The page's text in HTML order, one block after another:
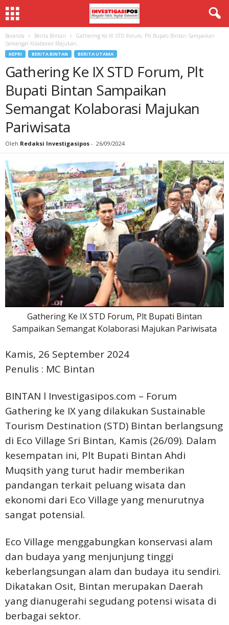
Beranda Berita Bintan
Gathering Ke IX STD Forum, Plt Bupati Bintan Sampaikan
Semangat Kolaborasi Majukan...
KEPRI BERITA BINTAN BERITA UTAMA
Gathering Ke IX STD Forum, Plt
Bupati Bintan Sampaikan
Semangat Kolaborasi Majukan
Pariwisata
Oleh Redaksi Investigasipos - 26/09/2024
Gathering Ke IX STD Forum, Plt Bupati Bintan
Sampaikan Semangat Kolaborasi Majukan Pariwisata
Kamis, 26 September 2024
Penulis : MC Bintan
BINTAN l Investigasipos.com – Forum
Gathering ke IX yang dilakukan Sustainable
Tourism Destination (STD) Bintan berlangsung
di Eco Village Sri Bintan, Kamis (26/09). Dalam
kesempatan ini, Plt Bupati Bintan Ahdi
Muqsith yang turut hadir memberikan
pandangan terkait peluang wisata dan
ekonomi dari Eco Village yang menurutnya
sangat potensial.
Eco Village menggabungkan konservasi alam
dan budaya yang menjunjung tinggi
keberlangsungan alam dan budaya itu sendiri.
Dikatakan Osit, Bintan merupakan Daerah
yang dianugerahi segudang potensi wisata di
berbagai sektor.